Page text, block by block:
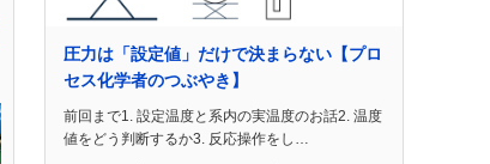
圧力は「設定値」だけで決まらない【プロ
セス化学者のつぶやき】
前回まで1. 設定温度と系内の実温度のお話2. 温度
値をどう判断するか3. 反応操作をし…